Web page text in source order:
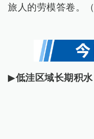
旅人的劳模答卷。
▶低洼区域长期积